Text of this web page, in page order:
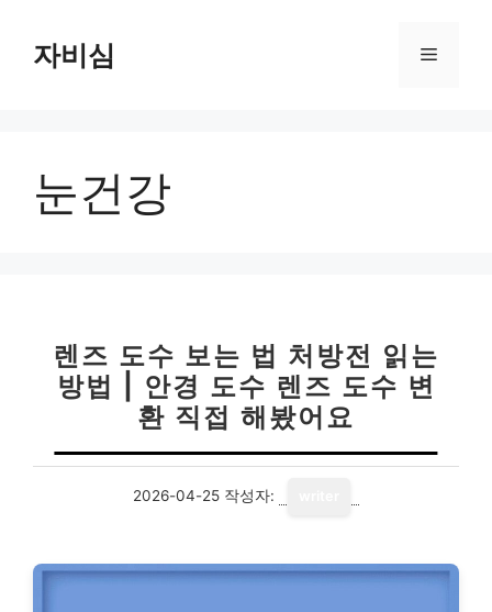
자비심 메
눈건강
렌즈 도수 보는 법 처방전 읽는
방법 | 안경 도수 렌즈 도수 변
환 직접 해봤어요
2026-04-25 작성자: